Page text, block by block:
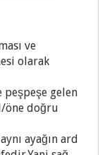
ve
olarak
gelen
öne doğru
ayağın ard